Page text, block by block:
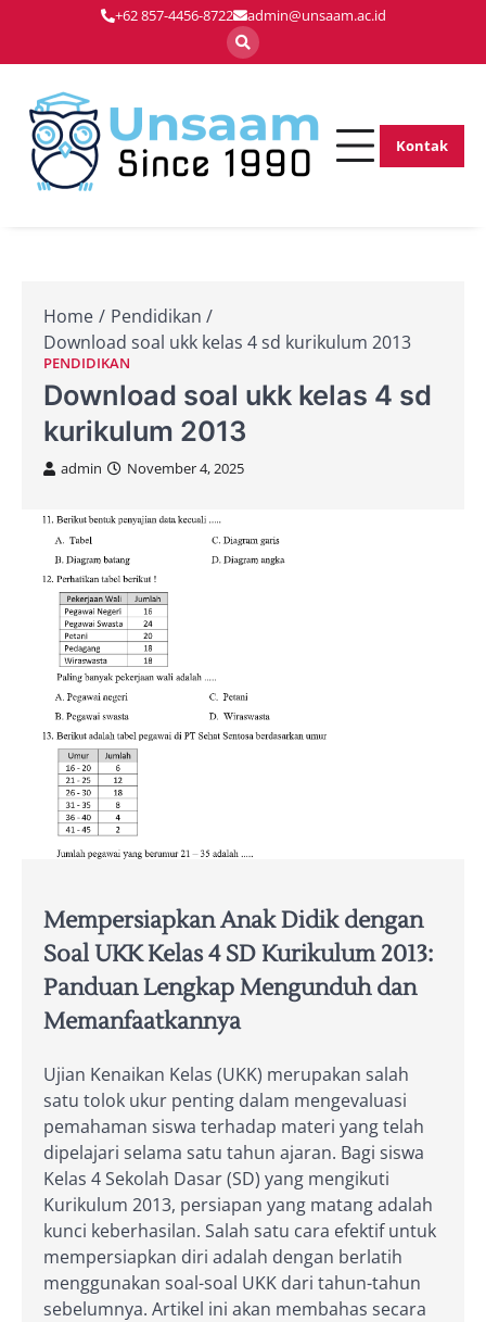
content
+62 857-4456-8722 admin@unsaam.ac.id
Membentuk
Kontak
Home
Pendidikan
Download soal ukk kelas 4 sd kurikulum 2013
PENDIDIKAN
Download soal ukk kelas 4 sd
kurikulum 2013
admin November 4, 2025
Mempersiapkan Anak Didik dengan
Soal UKK Kelas 4 SD Kurikulum 2013:
Panduan Lengkap Mengunduh dan
Memanfaatkannya
Ujian Kenaikan Kelas (UKK) merupakan salah
satu tolok ukur penting dalam mengevaluasi
pemahaman siswa terhadap materi yang telah
dipelajari selama satu tahun ajaran. Bagi siswa
Kelas 4 Sekolah Dasar (SD) yang mengikuti
Kurikulum 2013, persiapan yang matang adalah
kunci keberhasilan. Salah satu cara efektif untuk
mempersiapkan diri adalah dengan berlatih
menggunakan soal-soal UKK dari tahun-tahun
sebelumnya. Artikel ini akan membahas secara